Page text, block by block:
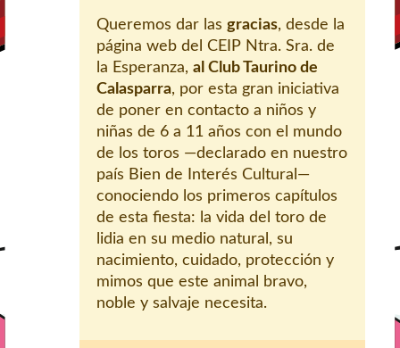
Queremos dar las gracias, desde la
página web del CEIP Ntra. Sra. de
la Esperanza, al Club Taurino de
Calasparra, por esta gran iniciativa
de poner en contacto a niños y
niñas de 6 a 11 años con el mundo
de los toros —declarado en nuestro
país Bien de Interés Cultural—
conociendo los primeros capítulos
de esta fiesta: la vida del toro de
lidia en su medio natural, su
nacimiento, cuidado, protección y
mimos que este animal bravo,
noble y salvaje necesita.